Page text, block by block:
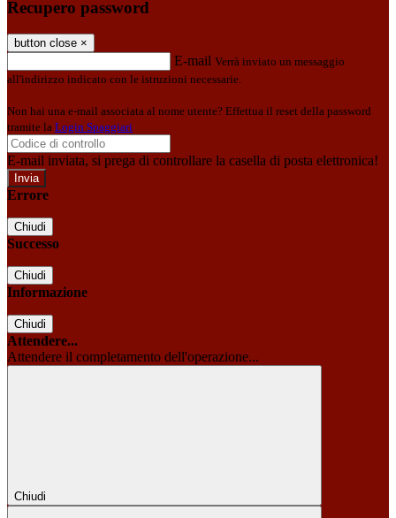
Recupero password
button close ×
E-mail Verrà inviato un messaggio
all'indirizzo indicato con le istruzioni necessarie.
Non hai una e-mail associata al nome utente? Effettua il reset della password
tramite la Login Spaggiari
E-mail inviata, si prega di controllare la casella di posta elettronica!
Errore
Chiudi
Successo
Chiudi
Informazione
Chiudi
Attendere...
Attendere il completamento dell'operazione...
Chiudi